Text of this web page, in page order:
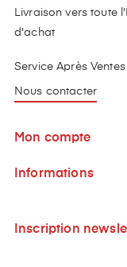
Livraison vers toute
d'achat
Service Après
Nous contacter
Mon compte
Informations
Inscription